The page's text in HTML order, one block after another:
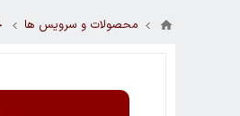
محصولات و سرویس ها